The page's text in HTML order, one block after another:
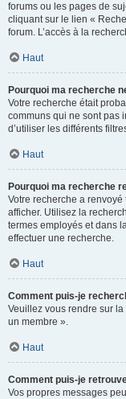
forums ou les pages de
cliquant sur le lien «
forum. L’accès à la
Haut
Pourquoi ma recherche
Votre recherche était
communs qui ne sont pas
d’utiliser les différents
Haut
Pourquoi ma recherche
Votre recherche a
afficher. Utilisez la
termes employés et dans
effectuer une recherche.
Haut
Comment puis-je
Veuillez vous rendre sur
un membre ».
Haut
Comment puis-je
Vos propres messages